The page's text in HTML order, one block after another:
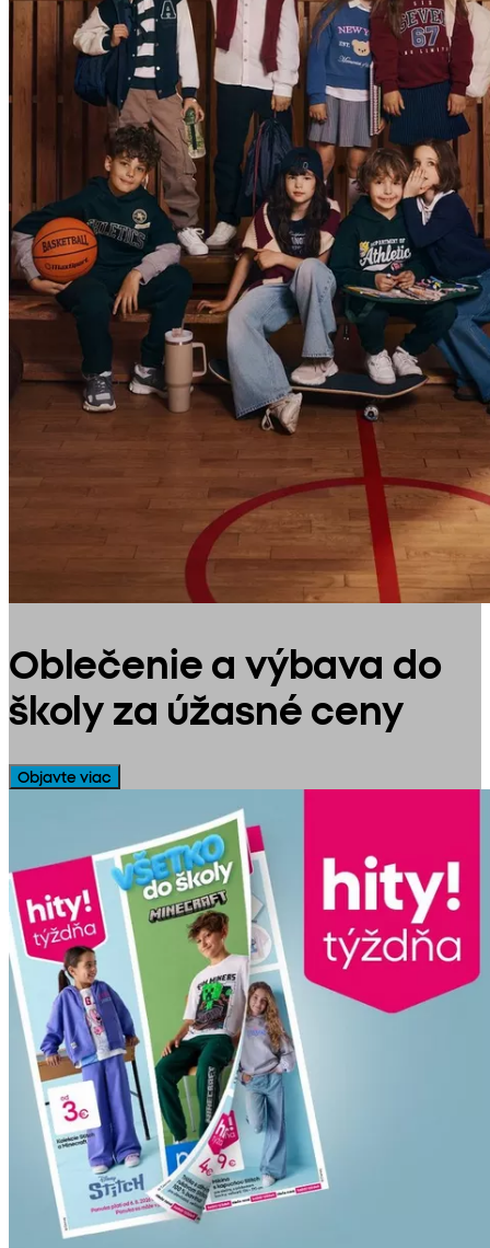
Oblečenie a výbava do
školy za úžasné ceny
Objavte viac